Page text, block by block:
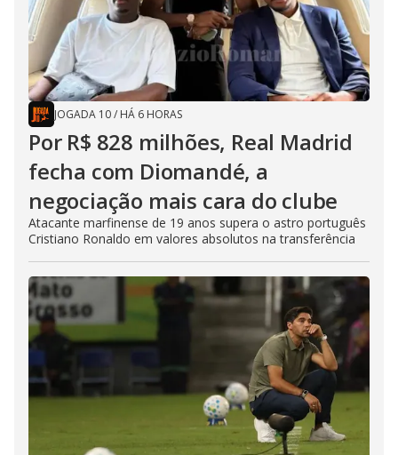
JOGADA 10/ HÁ 6 HORAS
Por R$ 828 milhões, Real Madrid
fecha com Diomandé, a
negociação mais cara do clube
Atacante marfinense de 19 anos supera o astro português
Cristiano Ronaldo em valores absolutos na transferência